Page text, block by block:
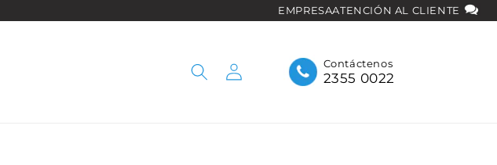
EMPRESAATENCIÓN AL CLIENTE
Iniciar
sesión
Contáctenos
2355 0022